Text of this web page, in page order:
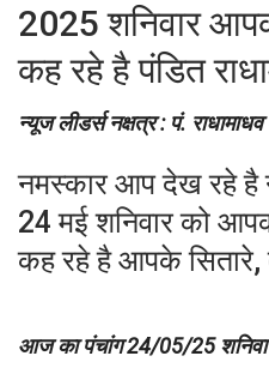
2025 शनिवार
कह रहे है पंडित
न्यूज लीडर्स नक्षत्र : पं.
नमस्कार आप देख रहे है
24 मई शनिवार को
कह रहे है आपके सितारे,
आज का पंचांग 24/05/25